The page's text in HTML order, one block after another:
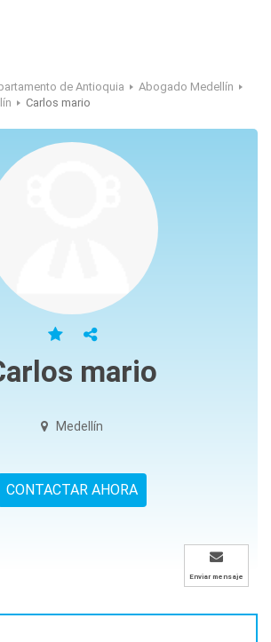
de Antioquia
Abogado Medellín
Carlos mario
mario
Medellín
CONTACTAR AHORA
Enviar mensaje